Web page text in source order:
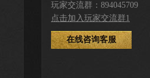
玩家交流群：894045709
点击加入玩家交流群1
在线咨询客服